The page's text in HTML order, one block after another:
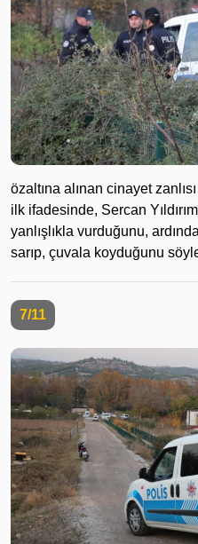
özaltına alınan cinayet
ilk ifadesinde, Sercan
yanlışlıkla vurduğunu,
sarıp, çuvala koyduğunu
7/11